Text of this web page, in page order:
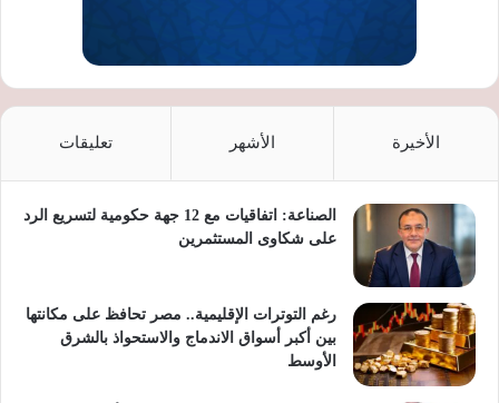
الأخيرة الأشهر تعليقات
الصناعة: اتفاقيات مع 12 جهة حكومية لتسريع الرد
على شكاوى المستثمرين
رغم التوترات الإقليمية.. مصر تحافظ على مكانتها
بين أكبر أسواق الاندماج والاستحواذ بالشرق
الأوسط